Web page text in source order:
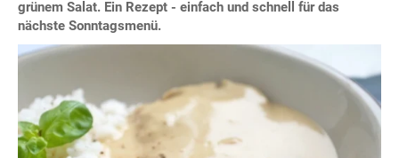
grünem Salat. Ein Rezept - einfach und schnell für das
nächste Sonntagsmenü.